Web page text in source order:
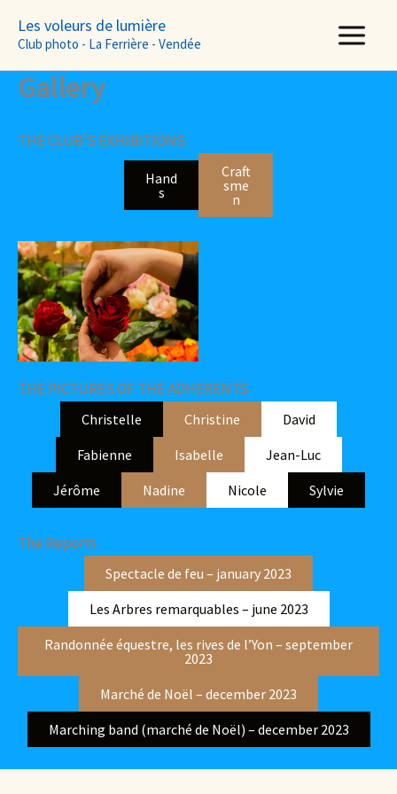
Les voleurs de lumière
Club photo - La Ferrière - Vendée
Gallery
THE CLUB’S EXHIBITIONS
Hand
s
Craft
sme
n
THE PICTURES OF THE ADHERENTS
Christelle Christine
David
Fabienne
Isabelle
Jean-Luc
Jérôme
Nadine Nicole Sylvie
The Reports
Spectacle de feu – january 2023
Les Arbres remarquables – june 2023
Randonnée équestre, les rives de l’Yon – september
2023
Marché de Noël – december 2023
Marching band (marché de Noël) – december 2023